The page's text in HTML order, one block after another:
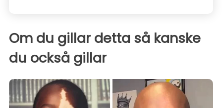
Om du gillar detta så kanske
du också gillar